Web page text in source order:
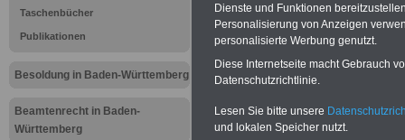
Taschenbücher
Publikationen
Besoldung in Baden-Württemberg
Beamtenrecht in Baden-
Württemberg
Meldung
Dienste und Funktionen
Personalisierung von Anzeigen
personalisierte Werbung genutzt.
Diese Internetseite macht Gebrauch
Datenschutzrichtlinie.
Lesen Sie bitte unsere
und lokalen Speicher nutzt.